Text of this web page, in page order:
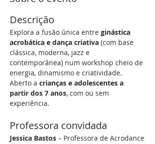
Descrição
Explora a fusão única entre ginástica
acrobática e dança criativa (com base
clássica, moderna, jazz e
contemporânea) num workshop cheio de
energia, dinamismo e criatividade.
Aberto a crianças e adolescentes a
partir dos 7 anos, com ou sem
experiência.
Professora convidada
Jessica Bastos – Professora de Acrodance